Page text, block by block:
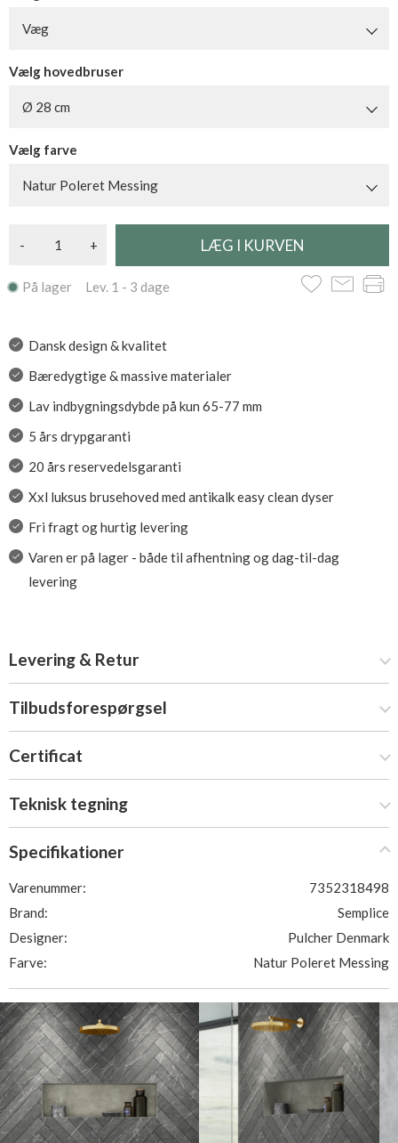
Væg
Vælg hovedbruser
Ø 28 cm
Vælg farve
Natur Poleret Messing
- +
På lager Lev. 1 - 3 dage
Dansk design & kvalitet
Bæredygtige & massive materialer
Lav indbygningsdybde på kun 65-77 mm
5 års drypgaranti
20 års reservedelsgaranti
Xxl luksus brusehoved med antikalk easy clean dyser
Fri fragt og hurtig levering
Varen er på lager - både til afhentning og dag-til-dag
levering
Levering & Retur
Tilbudsforespørgsel
Certificat
Teknisk tegning
Specifikationer
Varenummer:
7352318498
Brand:
Semplice
Designer:
Pulcher Denmark
Farve:
Natur Poleret Messing